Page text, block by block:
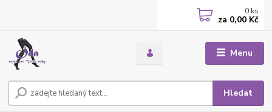
Menu
Hledat
0 ks
za 0,00 Kč